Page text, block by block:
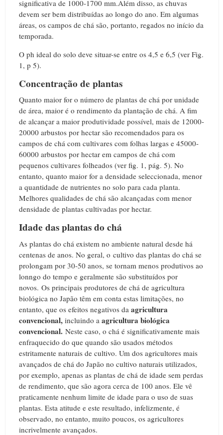
significativa de 1000-1700 mm.Além disso, as chuvas
devem ser bem distribuídas ao longo do ano. Em algumas
áreas, os campos de chá são, portanto, regados no início da
temporada.
O ph ideal do solo deve situar-se entre os 4,5 e 6,5 (ver Fig.
1, p 5).
Concentração de plantas
Quanto maior for o número de plantas de chá por unidade
de área, maior é o rendimento da plantação de chá. A fim
de alcançar a maior produtividade possível, mais de 12000-
20000 arbustos por hectar são recomendados para os
campos de chá com cultivares com folhas largas e 45000-
60000 arbustos por hectar em campos de chá com
pequenos cultivares folheados (ver fig. 1, pág. 5). No
entanto, quanto maior for a densidade seleccionada, menor
a quantidade de nutrientes no solo para cada planta.
Melhores qualidades de chá são alcançadas com menor
densidade de plantas cultivadas por hectar.
Idade das plantas do chá
As plantas do chá existem no ambiente natural desde há
centenas de anos. No geral, o cultivo das plantas do chá se
prolongam por 30-50 anos, se tornam menos produtivos ao
lonngo do tempo e geralmente são substituídos por
novos. Os principais produtores de chá de agricultura
biológica no Japão têm em conta estas limitações, no
entanto, que os efeitos negativos da agricultura
convencional, incluindo a agricultura biológica
convencional. Neste caso, o chá é significativamente mais
enfraquecido do que quando são usados métodos
estritamente naturais de cultivo. Um dos agricultores mais
avançados de chá do Japão no cultivo naturais utilizados,
por exemplo, apenas as plantas de chá de idade sem perdas
de rendimento, que são agora cerca de 100 anos. Ele vê
praticamente nenhum limite de idade para o uso de suas
plantas. Esta atitude e este resultado, infelizmente, é
observado, no entanto, muito poucos, os agricultores
incrivelmente avançados.